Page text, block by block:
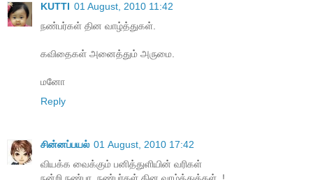
KUTTI 01 August, 2010 11:42
நண்பர்கள் தின வாழ்த்துகள்.
கவிதைகள் அனைத்தும் அருமை.
மனோ
Reply
சின்னப்பயல் 01 August, 2010 17:42
வியக்க வைக்கும் பனித்துளியின் வரிகள்